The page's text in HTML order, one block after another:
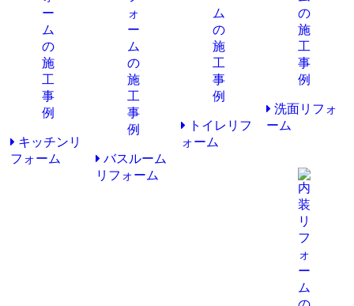
キッチンリ
フォーム
バスルーム
リフォーム
トイレリフ
ォーム
洗面リフォ
ーム